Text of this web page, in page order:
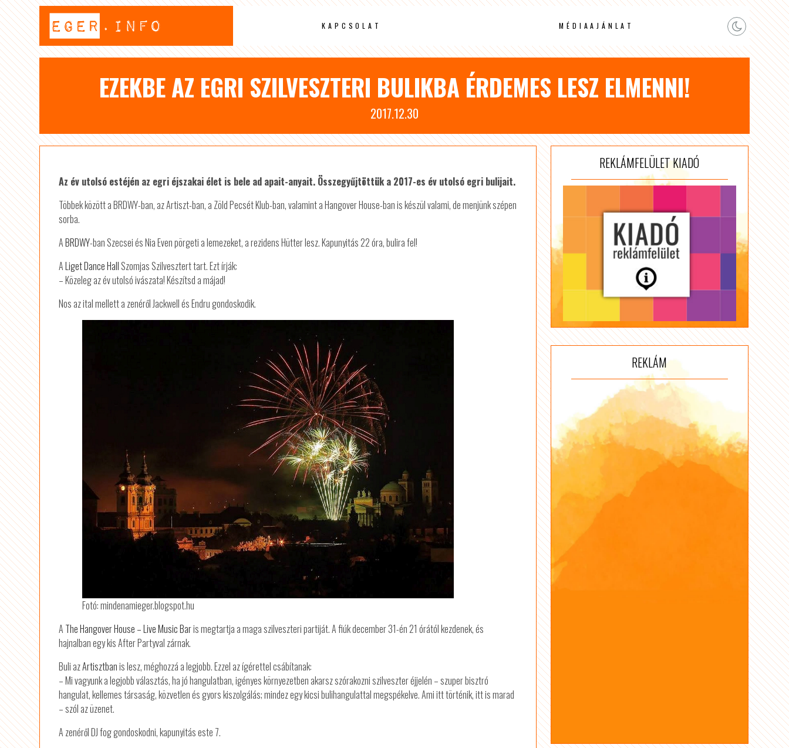
KAPCSOLAT MÉDIAAJÁNLAT
EZEKBE AZ EGRI SZILVESZTERI BULIKBA ÉRDEMES LESZ ELMENNI!
2017.12.30
Az év utolsó estéjén az egri éjszakai élet is bele ad apait-anyait. Összegyűjtöttük a 2017-es év utolsó egri bulijait.
Többek között a BRDWY-ban, az Artiszt-ban, a Zöld Pecsét Klub-ban, valamint a Hangover House-ban is készül valami, de menjünk szépen
sorba.
ABRDWY-ban Szecsei és Nia Even pörgeti a lemezeket, a rezidens Hütter lesz. Kapunyitás 22 óra, bulira fel!
ALiget Dance Hall Szomjas Szilvesztert tart. Ezt írják:
– Közeleg az év utolsó ivászata! Készítsd a májad!
Nos az ital mellett a zenéről Jackwell és Endru gondoskodik.
Fotó: mindenamieger.blogspot.hu
A The Hangover House – Live Music Baris megtartja a maga szilveszteri partiját. A fiúk december 31-én 21 órától kezdenek, és
hajnalban egy kis After Partyval zárnak.
Buli azArtisztbanis lesz, méghozzá a legjobb. Ezzel az ígérettel csábítanak:
– Mi vagyunk a legjobb választás, ha jó hangulatban, igényes környezetben akarsz szórakozni szilveszter éjjelén – szuper bisztró
hangulat, kellemes társaság, közvetlen és gyors kiszolgálás; mindez egy kicsi bulihangulattal megspékelve. Ami itt történik, itt is marad
– szól az üzenet.
A zenéről DJ fog gondoskodni, kapunyitás este 7.
REKLÁMFELÜLET KIADÓ
REKLÁM